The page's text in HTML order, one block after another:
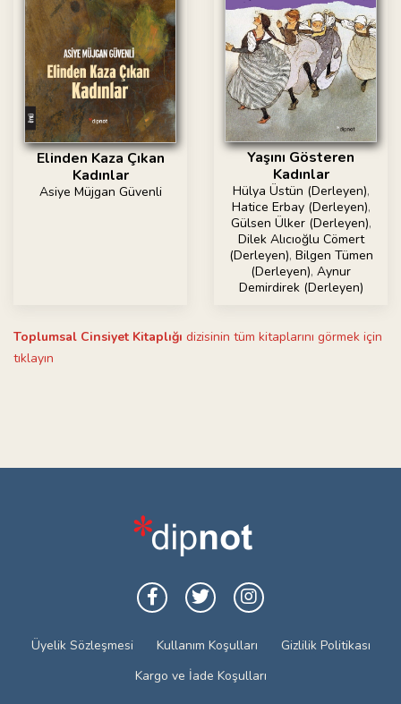
Elinden Kaza Çıkan
Kadınlar
Asiye Müjgan Güvenli
Yaşını Gösteren
Kadınlar
Hülya Üstün (Derleyen),
Hatice Erbay (Derleyen),
Gülsen Ülker (Derleyen),
Dilek Alıcıoğlu Cömert
(Derleyen), Bilgen Tümen
(Derleyen), Aynur
Demirdirek (Derleyen)
Toplumsal Cinsiyet Kitaplığı dizisinin tüm kitaplarını görmek için
tıklayın
Üyelik Sözleşmesi Kullanım Koşulları
Gizlilik Politikası
Kargo ve İade Koşulları